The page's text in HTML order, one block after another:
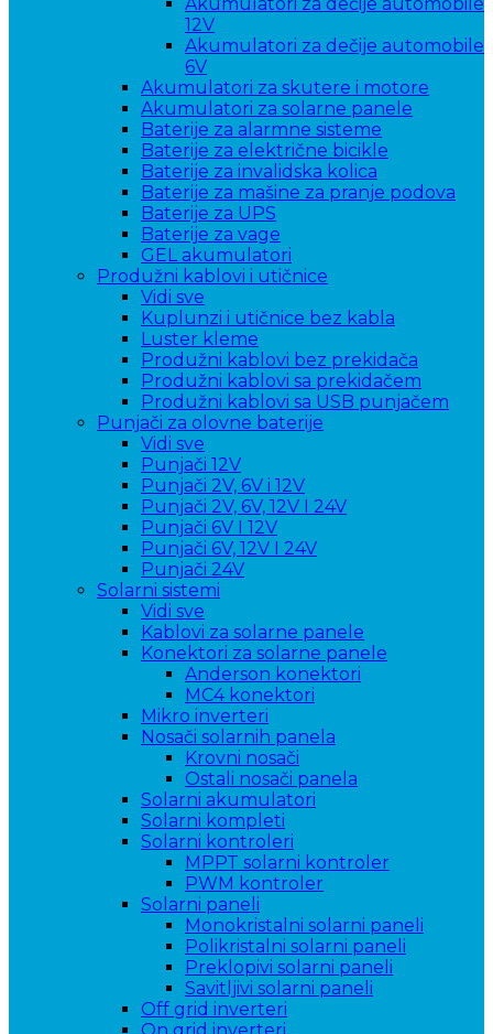
12V
Akumulatori za dečije automobile
6V
Akumulatori za skutere i motore
Akumulatori za solarne panele
Baterije za alarmne sisteme
Baterije za električne bicikle
Baterije za invalidska kolica
Baterije za mašine za pranje podova
Baterije za UPS
Baterije za vage
GEL akumulatori
Produžni kablovi i utičnice
Vidi sve
Kuplunzi i utičnice bez kabla
Luster kleme
Produžni kablovi bez prekidača
Produžni kablovi sa prekidačem
Produžni kablovi sa USB punjačem
Punjači za olovne baterije
Vidi sve
Punjači 12V
Punjači 2V, 6V i 12V
Punjači 2V, 6V, 12V I 24V
Punjači 6V I 12V
Punjači 6V, 12V I 24V
Punjači 24V
Solarni sistemi
Vidi sve
Kablovi za solarne panele
Konektori za solarne panele
Anderson konektori
MC4 konektori
Mikro inverteri
Nosači solarnih panela
Krovni nosači
Ostali nosači panela
Solarni akumulatori
Solarni kompleti
Solarni kontroleri
MPPT solarni kontroler
PWM kontroler
Solarni paneli
Monokristalni solarni paneli
Polikristalni solarni paneli
Preklopivi solarni paneli
Savitljivi solarni paneli
Off grid inverteri